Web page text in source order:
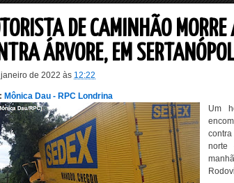
DE CAMINHÃO
ÁRVORE, EM
de 2022 às 12:22
Mônica Dau - RPC Londrina
Um
norte